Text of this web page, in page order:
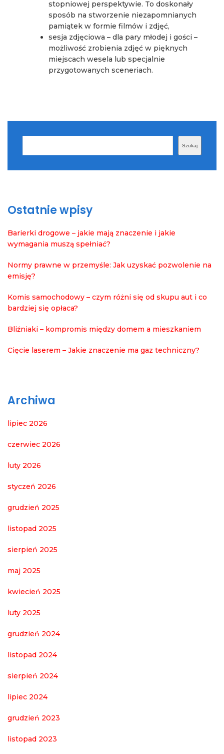
stopniowej perspektywie. To doskonały
sposób na stworzenie niezapomnianych
pamiątek w formie filmów i zdjęć,
sesja zdjęciowa – dla pary młodej i gości –
możliwość zrobienia zdjęć w pięknych
miejscach wesela lub specjalnie
przygotowanych sceneriach.
Szukaj
Ostatnie wpisy
Barierki drogowe – jakie mają znaczenie i jakie
wymagania muszą spełniać?
Normy prawne w przemyśle: Jak uzyskać pozwolenie na
emisję?
Komis samochodowy – czym różni się od skupu aut i co
bardziej się opłaca?
Bliźniaki – kompromis między domem a mieszkaniem
Cięcie laserem – Jakie znaczenie ma gaz techniczny?
Archiwa
lipiec 2026
czerwiec 2026
luty 2026
styczeń 2026
grudzień 2025
listopad 2025
sierpień 2025
maj 2025
kwiecień 2025
luty 2025
grudzień 2024
listopad 2024
sierpień 2024
lipiec 2024
grudzień 2023
listopad 2023